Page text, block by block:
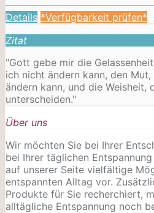
Details *Verfügbarkeit prüfen*
Zitat
"Gott gebe mir die
ich nicht ändern kann, den
ändern kann, und die Weisheit,
unterscheiden."
Über uns
Wir möchten Sie bei Ihrer
bei Ihrer täglichen
auf unserer Seite vielfältige
entspannten Alltag vor.
Produkte für Sie recherchiert,
alltägliche Entspannung noch